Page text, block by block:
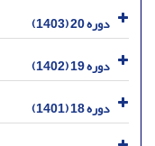
دوره 20 (1403)
دوره 19 (1402)
دوره 18 (1401)